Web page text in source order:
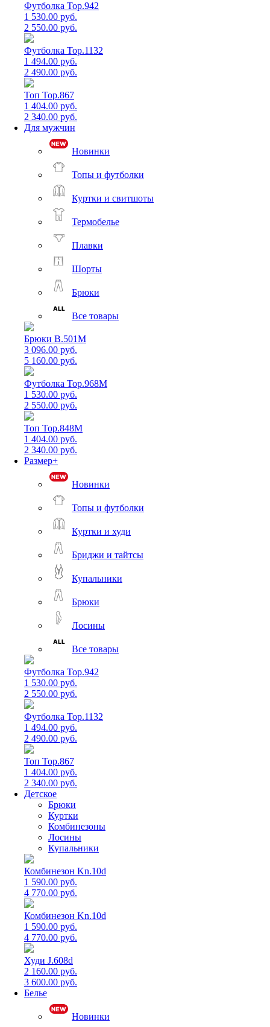
Футболка Top.942
1 530.00 руб.
2 550.00 руб.
Футболка Top.1132
1 494.00 руб.
2 490.00 руб.
Топ Top.867
1 404.00 руб.
2 340.00 руб.
Для мужчин
Новинки
Топы и футболки
Куртки и свитшоты
Термобелье
Плавки
Шорты
Брюки
Все товары
Брюки B.501M
3 096.00 руб.
5 160.00 руб.
Футболка Top.968M
1 530.00 руб.
2 550.00 руб.
Топ Top.848M
1 404.00 руб.
2 340.00 руб.
Размер+
Новинки
Топы и футболки
Куртки и худи
Бриджи и тайтсы
Купальники
Брюки
Лосины
Все товары
Футболка Top.942
1 530.00 руб.
2 550.00 руб.
Футболка Top.1132
1 494.00 руб.
2 490.00 руб.
Топ Top.867
1 404.00 руб.
2 340.00 руб.
Детское
Брюки
Куртки
Комбинезоны
Лосины
Купальники
Комбинезон Kn.10d
1 590.00 руб.
4 770.00 руб.
Комбинезон Kn.10d
1 590.00 руб.
4 770.00 руб.
Худи J.608d
2 160.00 руб.
3 600.00 руб.
Белье
Новинки